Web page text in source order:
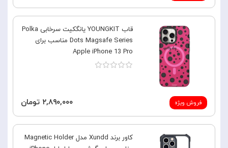
فروش ویژه
قاب YOUNGKIT یانگکیت سرخابی Polka
Dots Magsafe Series مناسب برای
Apple iPhone 13 Pro
۲,۸۹۰,۰۰۰ تومان
کاور برند Xundd مدل Magnetic Holder